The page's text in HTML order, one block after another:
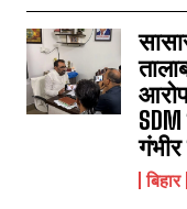
February 21, 2024
In "औरंगाबाद"
बिहार